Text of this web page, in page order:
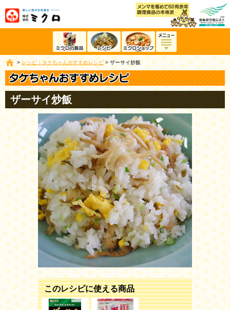
> レシピ：タケちゃんおすすめレシピ> ザーサイ炒飯
ザーサイ炒飯
このレシピに使える商品